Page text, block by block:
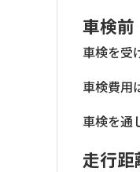
車検前
車検を受
車検費用
車検を通
走行